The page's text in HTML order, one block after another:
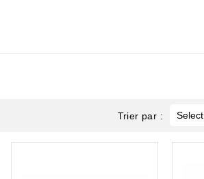
Trier par : Select